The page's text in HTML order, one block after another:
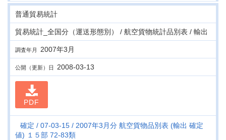
普通貿易統計
貿易統計_全国分（運送形態別） / 航空貨物統計品別表 / 輸出
調査年月 2007年3月
公開（更新）日 2008-03-13
PDF
確定 07-03-15
2007年3月分 航空貨物品別表 (輸出 確定
値) １５部 72-83類